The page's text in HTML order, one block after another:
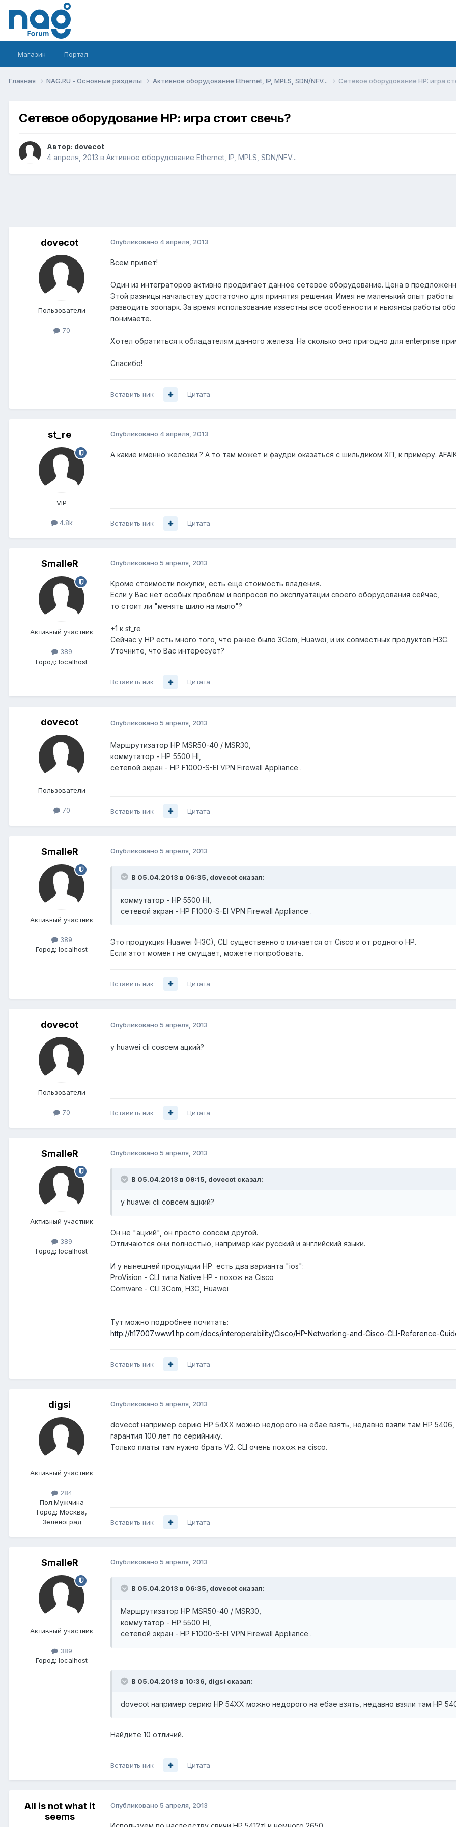
Магазин Портал
Главная NAG.RU - Основные разделы Активное оборудование Ethernet, IP, MPLS, SDN/NFV... Сетевое оборудование HP: игра
Сетевое оборудование HP: игра стоит свечь?
Автор: dovecot
4 апреля, 2013 в Активное оборудование Ethernet, IP, MPLS, SDN/NFV...
dovecot
Пользователи
70
Опубликовано 4 апреля, 2013
Всем привет!
Один из интеграторов активно продвигает данное сетевое оборудование. Цена в
Этой разницы начальству достаточно для принятия решения. Имея не маленький опыт работы
разводить зоопарк. За время использование известны все особенности и ньюянсы работы
понимаете.
Хотел обратиться к обладателям данного железа. На сколько оно пригодно для enterprise
Спасибо!
Вставить ник Цитата
st_re
VIP
4.8k
Опубликовано 4 апреля, 2013
А какие именно железки ? А то там может и фаудри оказаться с шильдиком ХП, к примеру.
Вставить ник Цитата
SmalleR
Активный участник
389
Город: localhost
Опубликовано 5 апреля, 2013
Кроме стоимости покупки, есть еще стоимость владения.
Если у Вас нет особых проблем и вопросов по эксплуатации своего оборудования сейчас,
то стоит ли "менять шило на мыло"?
+1 к st_re
Сейчас у HP есть много того, что ранее было 3Com, Huawei, и их совместных продуктов H3C.
Уточните, что Вас интересует?
Вставить ник Цитата
dovecot
Пользователи
70
Опубликовано 5 апреля, 2013
Маршрутизатор HP MSR50-40 / MSR30,
коммутатор - HP 5500 HI,
сетевой экран - HP F1000-S-EI VPN Firewall Appliance .
Вставить ник Цитата
SmalleR
Активный участник
389
Город: localhost
Опубликовано 5 апреля, 2013
В 05.04.2013 в 06:35, dovecot сказал:
коммутатор - HP 5500 HI,
сетевой экран - HP F1000-S-EI VPN Firewall Appliance .
Это продукция Huawei (H3C), CLI существенно отличается от Cisco и от родного HP.
Если этот момент не смущает, можете попробовать.
Вставить ник Цитата
dovecot
Пользователи
70
Опубликовано 5 апреля, 2013
у huawei cli совсем ацкий?
Вставить ник Цитата
SmalleR
Активный участник
389
Город: localhost
Опубликовано 5 апреля, 2013
В 05.04.2013 в 09:15, dovecot сказал:
у huawei cli совсем ацкий?
Он не "ацкий", он просто совсем другой.
Отличаются они полностью, например как русский и английский языки.
И у нынешней продукции HP есть два варианта "ios":
ProVision - CLI типа Native HP - похож на Cisco
Comware - CLI 3Com, H3C, Huawei
Тут можно подробнее почитать:
http://h17007.www1.hp.com/docs/interoperability/Cisco/HP-Networking-and-Cisco-CLI-Reference-
Вставить ник Цитата
digsi
Активный участник
284
Пол:Мужчина
Город: Москва,
Зеленоград
Опубликовано 5 апреля, 2013
dovecot например серию HP 54XX можно недорого на ебае взять, недавно взяли там HP
гарантия 100 лет по серийнику.
Только платы там нужно брать V2. CLI очень похож на cisco.
Вставить ник Цитата
SmalleR
Активный участник
389
Город: localhost
Опубликовано 5 апреля, 2013
В 05.04.2013 в 06:35, dovecot сказал:
Маршрутизатор HP MSR50-40 / MSR30,
коммутатор - HP 5500 HI,
сетевой экран - HP F1000-S-EI VPN Firewall Appliance .
В 05.04.2013 в 10:36, digsi сказал:
dovecot например серию HP 54XX можно недорого на ебае взять, недавно взяли там HP
Найдите 10 отличий.
Вставить ник Цитата
All is not what it
seems
Опубликовано 5 апреля, 2013